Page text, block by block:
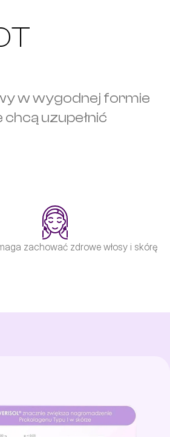
w wygodnej formie
uzupełnić
zachować zdrowe włosy i skórę